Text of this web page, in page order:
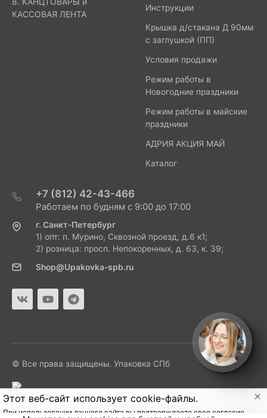
Этот веб-сайт использует cookie-файлы.
При использовании данного сайта вы подтверждаете свое согласие
КАССОВАЯ ЛЕНТА
Инструкции
Крышка д/стакана Д 90мм
с заглушкой (ПП)
Условия продажи
Режим работы в
Новогодние праздники
Режим работы в майские
праздники
АДРИЯ АКЦИЯ МАЙ
Каталог
+7 (812) 42-43-466
Работаем по будням с 9:00 до 17:00
г. Санкт-Петербург
1) опт: п. Мурино, Сквозной проезд, д.6 к1;
2) розница: просп. Непокоренных, д. 63, к. 39;
Shop@Upakovka-spb.ru
© Все права защищены. Упаковка СПб